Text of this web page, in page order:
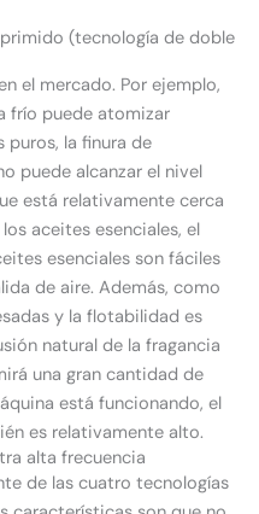
(tecnología de doble
el mercado. Por ejemplo,
frío puede atomizar
la finura de
puede alcanzar el nivel
está relativamente cerca
aceites esenciales, el
esenciales son fáciles
de aire. Además, como
y la flotabilidad es
natural de la fragancia
una gran cantidad de
está funcionando, el
es relativamente alto.
alta frecuencia
de las cuatro tecnologías